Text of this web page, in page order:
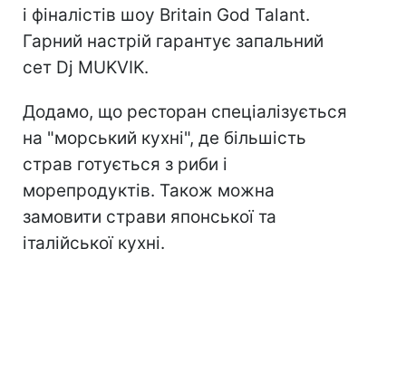
і фіналістів шоу Britain God Talant.
Гарний настрій гарантує запальний
сет Dj MUKVIK.
Додамо, що ресторан спеціалізується
на "морський кухні", де більшість
страв готується з риби і
морепродуктів. Також можна
замовити страви японської та
італійської кухні.